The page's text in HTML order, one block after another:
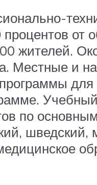
от
жителей.
Местные и
для
по
шведский,